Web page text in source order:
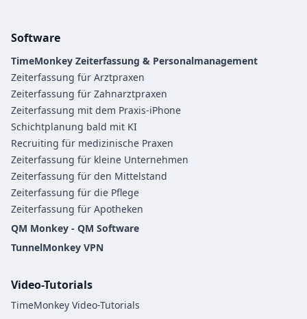
Software
TimeMonkey Zeiterfassung & Personalmanagement
Zeiterfassung für Arztpraxen
Zeiterfassung für Zahnarztpraxen
Zeiterfassung mit dem Praxis-iPhone
Schichtplanung bald mit KI
Recruiting für medizinische Praxen
Zeiterfassung für kleine Unternehmen
Zeiterfassung für den Mittelstand
Zeiterfassung für die Pflege
Zeiterfassung für Apotheken
QM Monkey - QM Software
TunnelMonkey VPN
Video-Tutorials
TimeMonkey Video-Tutorials